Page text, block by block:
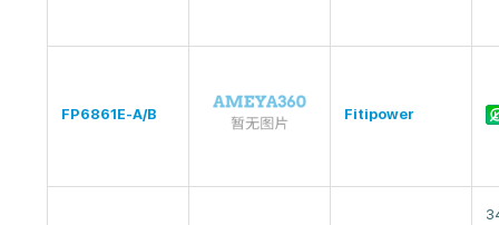
FP6861E-A/B Fitipower